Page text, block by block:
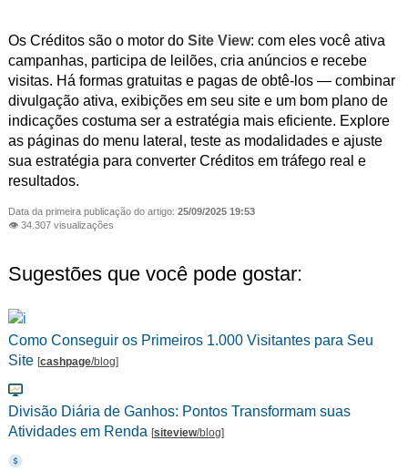
Os Créditos são o motor do Site View: com eles você ativa
campanhas, participa de leilões, cria anúncios e recebe
visitas. Há formas gratuitas e pagas de obtê-los — combinar
divulgação ativa, exibições em seu site e um bom plano de
indicações costuma ser a estratégia mais eficiente. Explore
as páginas do menu lateral, teste as modalidades e ajuste
sua estratégia para converter Créditos em tráfego real e
resultados.
Data da primeira publicação do artigo: 25/09/2025 19:53
👁 34.307 visualizações
Sugestões que você pode gostar:
Como Conseguir os Primeiros 1.000 Visitantes para Seu
Site [cashpage/blog]
Divisão Diária de Ganhos: Pontos Transformam suas
Atividades em Renda [siteview/blog]